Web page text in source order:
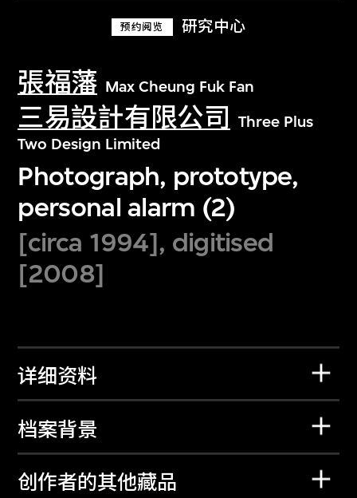
预约阅览 研究中心
張福藩 Max Cheung Fuk Fan
三易設計有限公司
Three Plus
Two Design Limited
Photograph, prototype,
personal alarm (2)
[circa 1994], digitised
[2008]
详细资料
档案背景
创作者的其他藏品
探索世界顶级的二十及二十一世纪视觉
文化藏品。